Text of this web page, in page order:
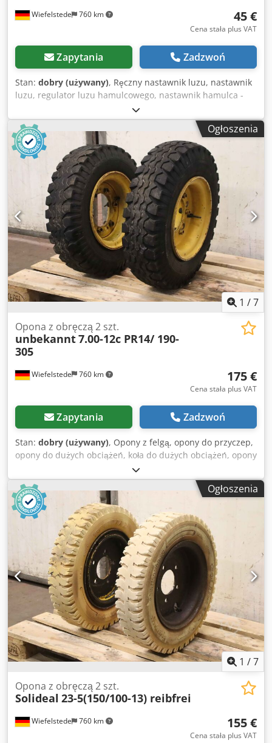
Wiefelstede 760 km 45 €
Cena stała plus VAT
Zapytania Zadzwoń
Stan: dobry (używany), Ręczny nastawnik luzu, nastawnik
luzu, regulator luzu hamulcowego, nastawnik hamulca -
Numer: 5 sztuk dostępnych Dkedjc Ih Ttepfx Ai Ijr -Cena: za
sztukę -Wymiary: 310/160/H50 mm -Waga: 3,6 kg/sztukę
Ogłoszenia
1 /7
Wiefelstede 760 km
Opona z obręczą 2 szt.
unbekannt7.00-12c PR14/ 190-
305
175 €
Cena stała plus VAT
Zapytania Zadzwoń
Stan: dobry (używany), Opony z felgą, opony do przyczep,
opony do dużych obciążeń, koła do dużych obciążeń, opony
do wózków widłowych Dkedpfxeur Akts Ai Ior -Kompletne
koło: 2 opony z dętką i obręczą -Rozmiar opony: 7.00-12c
PR14/190-305 -Koło podziałowe: Ø 228 x 20 mm -
Wgłębienie: Ø 160 mm -Cena/dostawa: komplet -Waga: 33
kg/szt.
Ogłoszenia
1 /7
Wiefelstede 760 km
Opona z obręczą 2 szt.
Solideal 23-5(150/100-13) reibfrei
155 €
Cena stała plus VAT